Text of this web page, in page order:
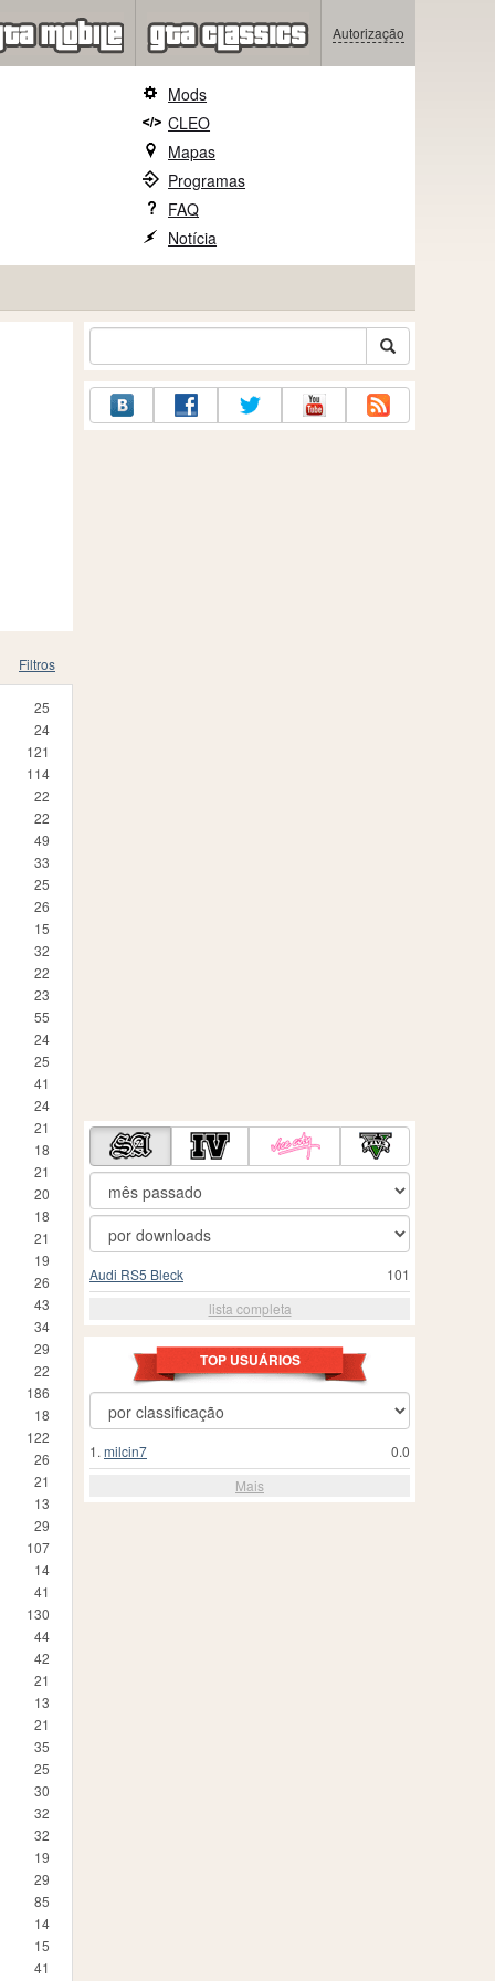
Autorização
Mods
CLEO
Mapas
Programas
FAQ
Notícia
Filtros
25
24
121
114
22
22
49
33
25
26
15
32
22
23
55
24
25
41
24
21
18
21
20
18
21
19
26
43
34
29
22
186
18
122
26
21
13
29
107
14
41
130
44
42
21
13
21
35
25
30
32
32
19
29
85
14
15
41
101
Audi RS5 Bleck
lista completa
TOP USUÁRIOS
0.0
1. milcin7
Mais